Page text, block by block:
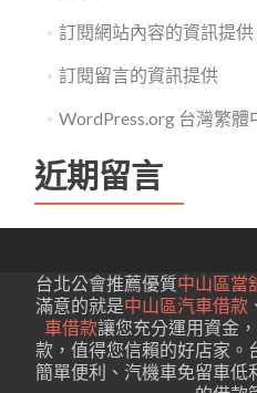
訂閱網站內容的資訊提供
訂閱留言的資訊提供
WordPress.org 台灣繁體
近期留言
台北公會推薦優質中山區當
滿意的就是中山區汽車借款
車借款讓您充分運用資金
款，值得您信賴的好店家。
簡單便利、汽機車免留車低